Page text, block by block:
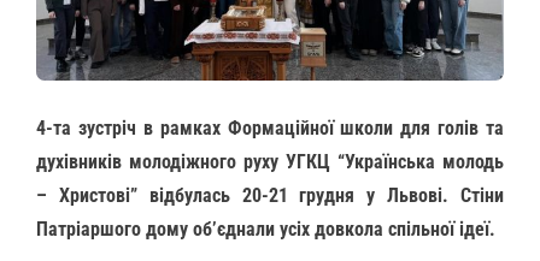
4-та зустріч в рамках Формаційної школи для голів та
духівників молодіжного руху УГКЦ “Українська молодь
– Христові” відбулась 20-21 грудня у Львові. Стіни
Патріаршого дому об’єднали усіх довкола спільної ідеї.